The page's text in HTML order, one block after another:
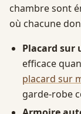
chambre sont
où chacune
Placard sur
efficace
placard sur
garde-robe